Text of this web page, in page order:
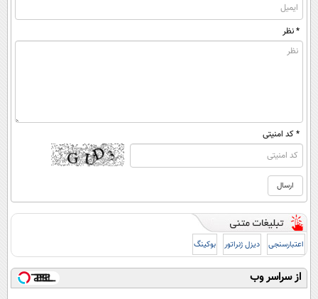
* نظر
* کد امنیتی
اعتبارسنجی دیزل ژنراتور بوکینگ
از سراسر وب